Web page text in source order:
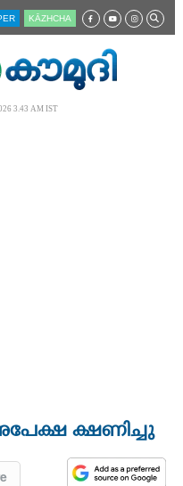
KĀZHCHA
3.43 AM IST
ക്ഷണിച്ചു